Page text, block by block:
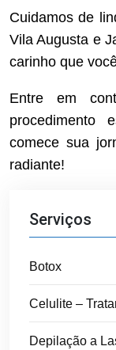
Serviços
Botox
Celulite –
Depilação a
Cuidamos de
Vila Augusta e
carinho que
Entre em
procedimento
comece sua
radiante!